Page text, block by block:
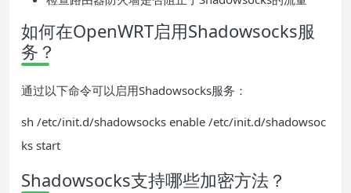
如何在OpenWRT启用Shadowsocks服
务？
通过以下命令可以启用Shadowsocks服务：
sh /etc/init.d/shadowsocks enable /etc/init.d/shadowsoc
ks start
Shadowsocks支持哪些加密方法？